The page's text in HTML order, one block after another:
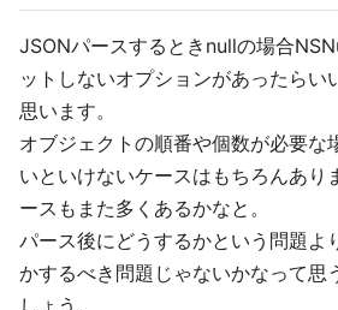
JSONパースするときnullの場合
ットしないオプションがあったらい
思います。
オブジェクトの順番や個数が必要な
いといけないケースはもちろんあり
ースもまた多くあるかなと。
パース後にどうするかという問題よ
かするべき問題じゃないかなって思
しょう。